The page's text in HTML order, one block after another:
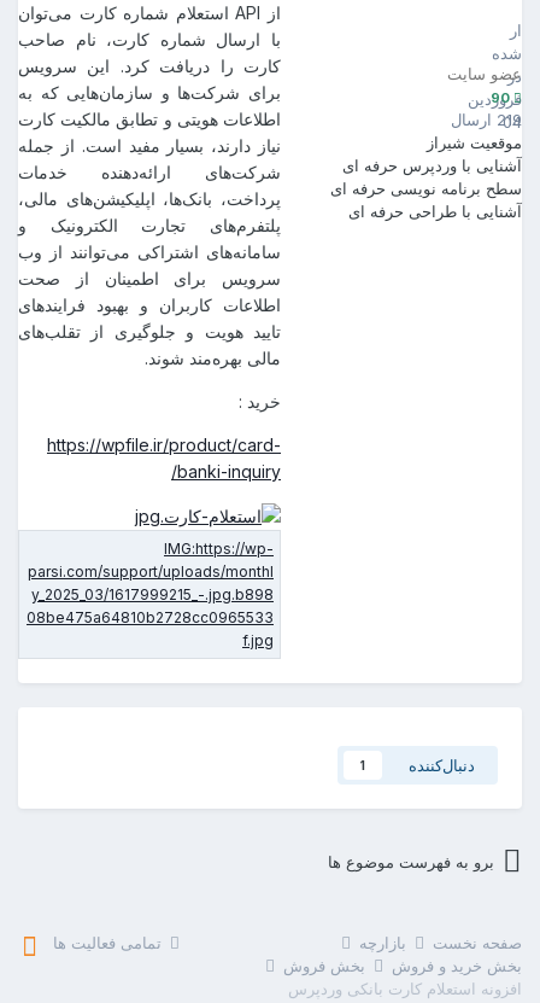
ارسال
شده
در
فروردین
04
عضو سایت
90
219 ارسال
موقعیت شیراز
آشنایی با وردپرس حرفه ای
سطح برنامه نویسی حرفه ای
آشنایی با طراحی حرفه ای
از API استعلام شماره کارت می‌توان
با ارسال شماره کارت، نام صاحب
کارت را دریافت کرد. این سرویس
برای شرکت‌ها و سازمان‌هایی که به
اطلاعات هویتی و تطابق مالکیت کارت
نیاز دارند، بسیار مفید است. از جمله
شرکت‌های ارائه‌دهنده خدمات
پرداخت، بانک‌ها، اپلیکیشن‌های مالی،
پلتفرم‌های تجارت الکترونیک و
سامانه‌های اشتراکی می‌توانند از وب
سرویس برای اطمینان از صحت
اطلاعات کاربران و بهبود فرایندهای
تایید هویت و جلوگیری از تقلب‌های
مالی بهره‌مند شوند.
خرید :
https://wpfile.ir/product/card-
banki-inquiry/
دنبال‌کننده 1
برو به فهرست موضوع ها
تمامی فعالیت ها صفحه نخست
بازارچه
بخش خرید و فروش
بخش فروش
افزونه استعلام کارت بانکی وردپرس